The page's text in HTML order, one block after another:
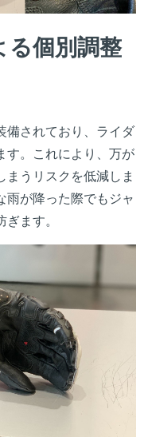
個別調整
備されており、ライダ
す。これにより、万が
うリスクを低減しま
雨が降った際でもジャ
ます。